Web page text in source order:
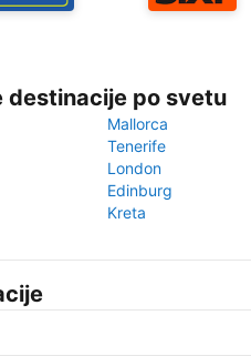
destinacije po svetu
Mallorca
Tenerife
London
Edinburg
Kreta